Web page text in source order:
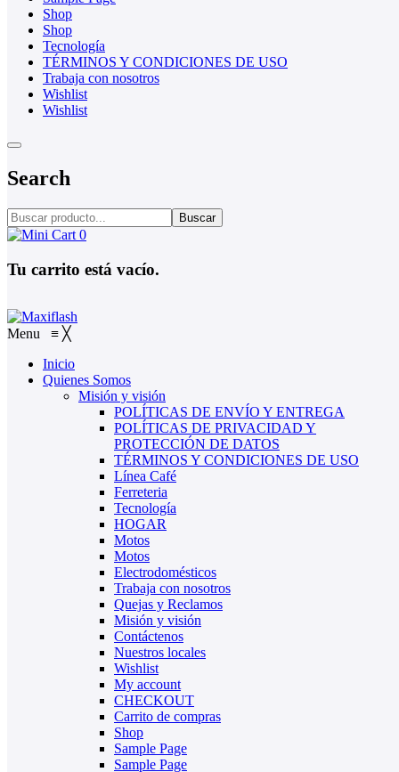
Shop
Shop
Tecnología
TÉRMINOS Y CONDICIONES DE USO
Trabaja con nosotros
Wishlist
Wishlist
Search
Buscar
0
Tu carrito está vacío.
Menu ≡ ╳
Inicio
Quienes Somos
Misión y visión
POLÍTICAS DE ENVÍO Y ENTREGA
POLÍTICAS DE PRIVACIDAD Y
PROTECCIÓN DE DATOS
TÉRMINOS Y CONDICIONES DE USO
Línea Café
Ferreteria
Tecnología
HOGAR
Motos
Motos
Electrodomésticos
Trabaja con nosotros
Quejas y Reclamos
Misión y visión
Contáctenos
Nuestros locales
Wishlist
My account
CHECKOUT
Carrito de compras
Shop
Sample Page
Sample Page